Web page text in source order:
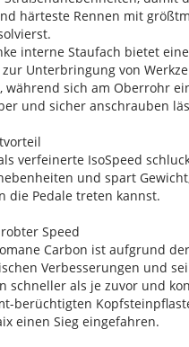
härteste Rennen mit
interne Staufach bietet
Unterbringung von
während sich am Oberrohr
und sicher anschrauben
verfeinerte IsoSpeed
und spart
die Pedale treten kannst.
Speed
Carbon ist aufgrund der
Verbesserungen und
schneller als je zuvor und
berüchtigten
einen Sieg eingefahren.